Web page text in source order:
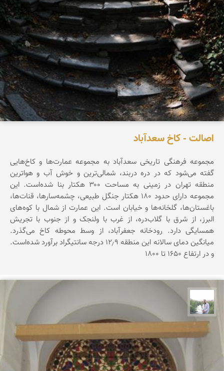
اصالت - کاخ سعدآباد
مجموعه فرهنگی تاریخی سعدآباد به مجموعه عمارت‌ها و کاخ‌هایی
گفته می‌شود که در دره دربند، شمالی‌ترین و خوش آب و هواترین
منطقه تهران در زمینی به مساحت ۳۰۰ هکتار بنا شده‌است. این
مجموعه دارای حدود ۱۸۰ هکتار جنگل طبیعی، چشمه‌سارها، قنات‌ها،
باغستان‌ها، گلخانه‌ها و خیابان است. این عمارت از شمال با کوه‌های
البرز، از شرق با گلاب‌دره، از غرب با ولنجک و از جنوب با تجریش
همسایگی دارد. رودخانه جعفرآباد، از وسط محوطه کاخ می‌گذرد.
میانگین دمای سالانه این منطقه ۱۲٫۹ درجه سانتیگراد برآورد شده‌است.
و در ارتفاع ۱۶۵۰ تا ۱۸۰۰